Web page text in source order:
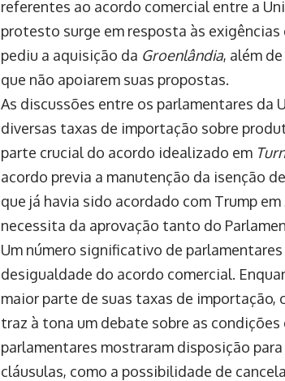
referentes ao acordo comercial entre a
protesto surge em resposta às
pediu a aquisição da Groenlândia, além
que não apoiarem suas propostas.
As discussões entre os parlamentares da
diversas taxas de importação sobre
parte crucial do acordo idealizado em
acordo previa a manutenção da isenção
que já havia sido acordado com Trump
necessita da aprovação tanto do
Um número significativo de
desigualdade do acordo comercial.
maior parte de suas taxas de importação,
traz à tona um debate sobre as
parlamentares mostraram disposição
cláusulas, como a possibilidade de